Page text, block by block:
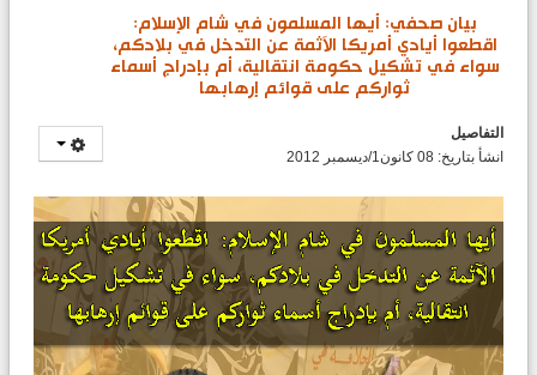
بيان صحفي: أيها المسلمون في شام الإسلام:
اقطعوا أيادي أمريكا الآثمة عن التدخل في بلادكم،
سواء في تشكيل حكومة انتقالية، أم بإدراج أسماء
ثواركم على قوائم إرهابها
التفاصيل
انشأ بتاريخ: 08 كانون1/ديسمبر 2012